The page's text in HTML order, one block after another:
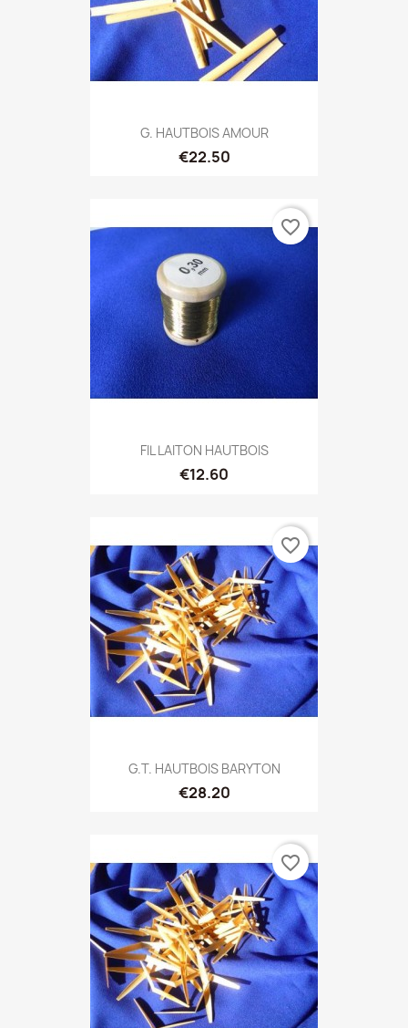
G. HAUTBOIS AMOUR
€22.50
FIL LAITON HAUTBOIS
€12.60
favorite_border
G.T. HAUTBOIS BARYTON
€28.20
favorite_border
favorite_border